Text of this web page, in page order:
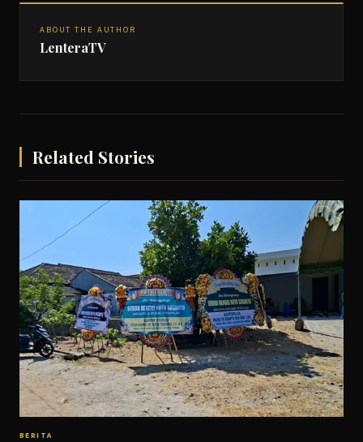
ABOUT THE AUTHOR
LenteraTV
Related Stories
BERITA